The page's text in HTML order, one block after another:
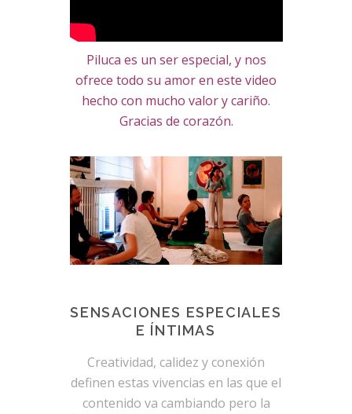
Piluca es un ser especial, y nos
ofrece todo su amor en este video
hecho con mucho valor y cariño.
Gracias de corazón.
SENSACIONES ESPECIALES
E ÍNTIMAS
Creatividad, calidez y conexión
definen estas vivencias en las que el
contenido va cambiando pero la